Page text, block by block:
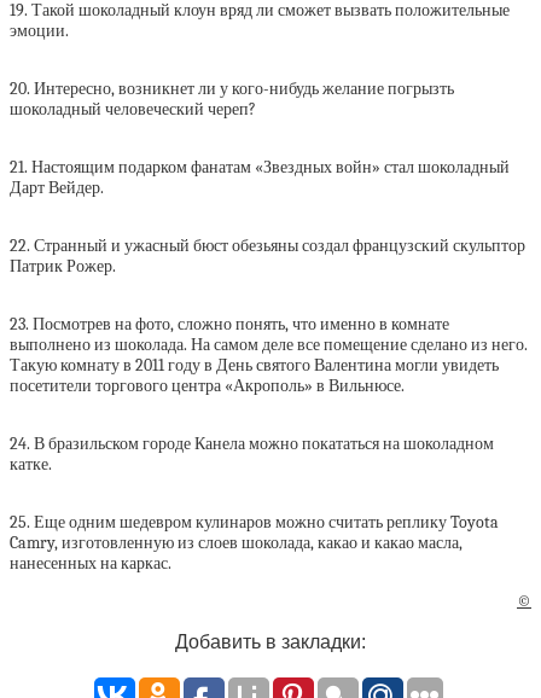
19. Такой шоколадный клоун вряд ли сможет вызвать положительные
эмоции.
20. Интересно, возникнет ли у кого-нибудь желание погрызть
шоколадный человеческий череп?
21. Настоящим подарком фанатам «Звездных войн» стал шоколадный
Дарт Вейдер.
22. Странный и ужасный бюст обезьяны создал французский скульптор
Патрик Рожер.
23. Посмотрев на фото, сложно понять, что именно в комнате
выполнено из шоколада. На самом деле все помещение сделано из него.
Такую комнату в 2011 году в День святого Валентина могли увидеть
посетители торгового центра «Акрополь» в Вильнюсе.
24. В бразильском городе Канела можно покататься на шоколадном
катке.
25. Еще одним шедевром кулинаров можно считать реплику Toyota
Camry, изготовленную из слоев шоколада, какао и какао масла,
нанесенных на каркас.
©
Добавить в закладки: